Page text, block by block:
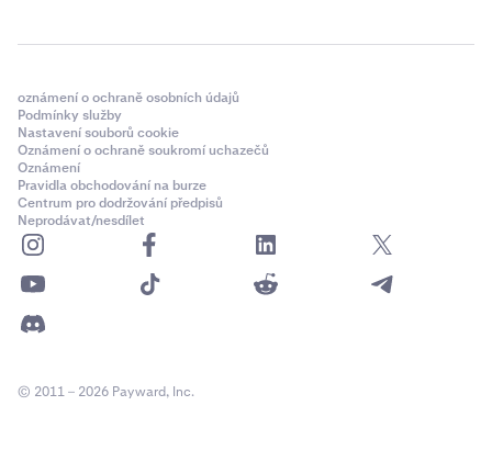
oznámení o ochraně osobních údajů
Podmínky služby
Nastavení souborů cookie
Oznámení o ochraně soukromí uchazečů
Oznámení
Pravidla obchodování na burze
Centrum pro dodržování předpisů
Neprodávat/nesdílet
© 2011 – 2026 Payward, Inc.